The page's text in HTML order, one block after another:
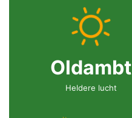
Oldambt
Heldere lucht